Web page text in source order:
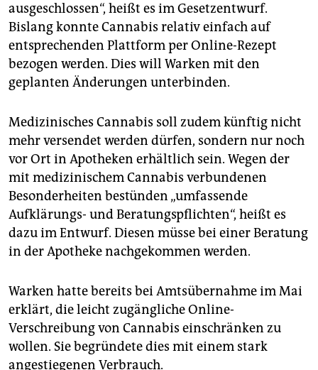
ausgeschlossen“, heißt es im Gesetzentwurf.
Bislang konnte Cannabis relativ einfach auf
entsprechenden Plattform per Online-Rezept
bezogen werden. Dies will Warken mit den
geplanten Änderungen unterbinden.
Medizinisches Cannabis soll zudem künftig nicht
mehr versendet werden dürfen, sondern nur noch
vor Ort in Apotheken erhältlich sein. Wegen der
mit medizinischem Cannabis verbundenen
Besonderheiten bestünden „umfassende
Aufklärungs- und Beratungspflichten“, heißt es
dazu im Entwurf. Diesen müsse bei einer Beratung
in der Apotheke nachgekommen werden.
Warken hatte bereits bei Amtsübernahme im Mai
erklärt, die leicht zugängliche Online-
Verschreibung von Cannabis einschränken zu
wollen. Sie begründete dies mit einem stark
angestiegenen Verbrauch.